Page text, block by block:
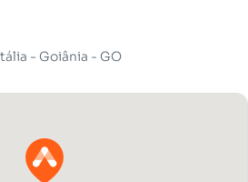
- Goiânia - GO